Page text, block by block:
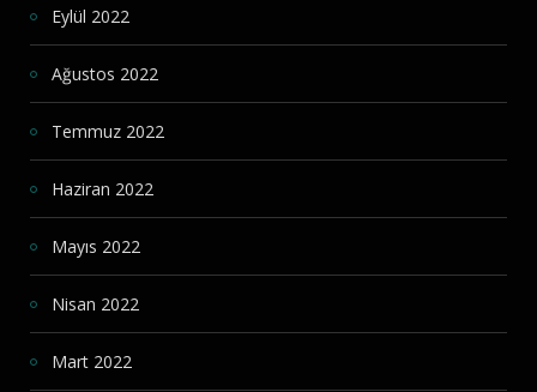
Eylül 2022
Ağustos 2022
Temmuz 2022
Haziran 2022
Mayıs 2022
Nisan 2022
Mart 2022